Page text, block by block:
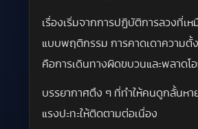
เรื่องเริ่มจากการปฏิบัติการลวงที่เ
แบบพฤติกรรม การคาดเดาความตั้
คือการเดินทางผิดขบวนและพลาด
บรรยากาศตึง ๆ ที่ทำให้คนดูกลั้นหา
แรงปะทะให้ติดตามต่อเนื่อง